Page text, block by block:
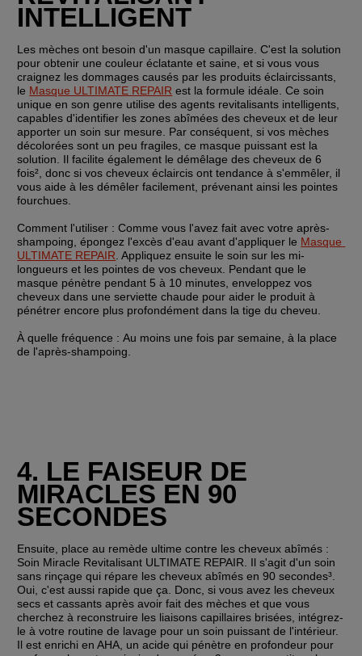
INTELLIGENT
Les mèches ont besoin d'un masque capillaire. C'est la solution
pour obtenir une couleur éclatante et saine, et si vous vous
craignez les dommages causés par les produits éclaircissants,
le Masque ULTIMATE REPAIR est la formule idéale. Ce soin
unique en son genre utilise des agents revitalisants intelligents,
capables d'identifier les zones abîmées des cheveux et de leur
apporter un soin sur mesure. Par conséquent, si vos mèches
décolorées sont un peu fragiles, ce masque puissant est la
solution. Il facilite également le démêlage des cheveux de 6
fois², donc si vos cheveux éclaircis ont tendance à s'emmêler, il
vous aide à les démêler facilement, prévenant ainsi les pointes
fourchues.
Comment l'utiliser : Comme vous l'avez fait avec votre après-
shampoing, épongez l'excès d'eau avant d'appliquer le Masque
ULTIMATE REPAIR . Appliquez ensuite le soin sur les mi-
longueurs et les pointes de vos cheveux. Pendant que le
masque pénètre pendant 5 à 10 minutes, enveloppez vos
cheveux dans une serviette chaude pour aider le produit à
pénétrer encore plus profondément dans la tige du cheveu.
À quelle fréquence : Au moins une fois par semaine, à la place
de l'après-shampoing.
4. LE FAISEUR DE
MIRACLES EN 90
SECONDES
Ensuite, place au remède ultime contre les cheveux abîmés :
Soin Miracle Revitalisant ULTIMATE REPAIR. Il s'agit d'un soin
sans rinçage qui répare les cheveux abîmés en 90 secondes³.
Oui, c'est aussi rapide que ça. Donc, si vous avez les cheveux
secs et cassants après avoir fait des mèches et que vous
cherchez à reconstruire les liaisons capillaires brisées, intégrez-
le à votre routine de lavage pour un soin puissant de l'intérieur.
Il est enrichi en AHA, un acide qui pénètre en profondeur pour